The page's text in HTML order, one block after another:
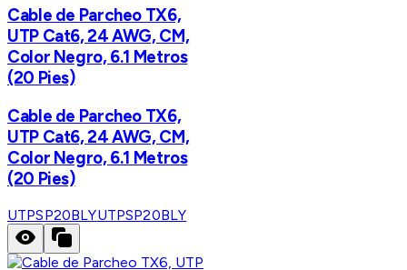
Cable de Parcheo TX6,
UTP Cat6, 24 AWG, CM,
Color Negro, 6.1 Metros
(20 Pies)
Cable de Parcheo TX6,
UTP Cat6, 24 AWG, CM,
Color Negro, 6.1 Metros
(20 Pies)
UTPSP20BLYUTPSP20BLY